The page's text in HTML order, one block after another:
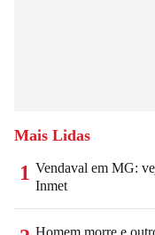
Mais Lidas
1 Vendaval em MG:
Inmet
Homem morre e